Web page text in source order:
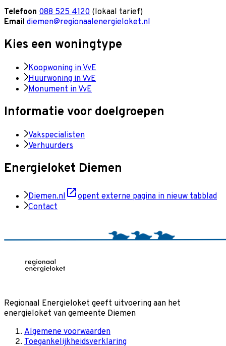
Telefoon 088 525 4120 (lokaal tarief)
Email diemen@regionaalenergieloket.nl
Kies een woningtype
Koopwoning in VvE
Huurwoning in VvE
Monument in VvE
Informatie voor doelgroepen
Vakspecialisten
Verhuurders
Energieloket Diemen
Diemen.nl
opent externe pagina in nieuw tabblad
Contact
Regionaal Energieloket geeft uitvoering aan het
energieloket van gemeente Diemen
Algemene voorwaarden
Toegankelijkheidsverklaring